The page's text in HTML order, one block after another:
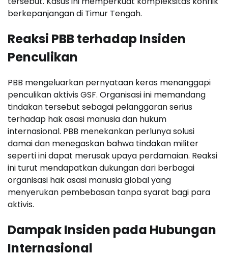
berkepanjangan di Timur Tengah.
Reaksi PBB terhadap Insiden
Penculikan
PBB mengeluarkan pernyataan keras menanggapi
penculikan aktivis GSF. Organisasi ini memandang
tindakan tersebut sebagai pelanggaran serius
terhadap hak asasi manusia dan hukum
internasional. PBB menekankan perlunya solusi
damai dan menegaskan bahwa tindakan militer
seperti ini dapat merusak upaya perdamaian. Reaksi
ini turut mendapatkan dukungan dari berbagai
organisasi hak asasi manusia global yang
menyerukan pembebasan tanpa syarat bagi para
aktivis.
Dampak Insiden pada Hubungan
Internasional